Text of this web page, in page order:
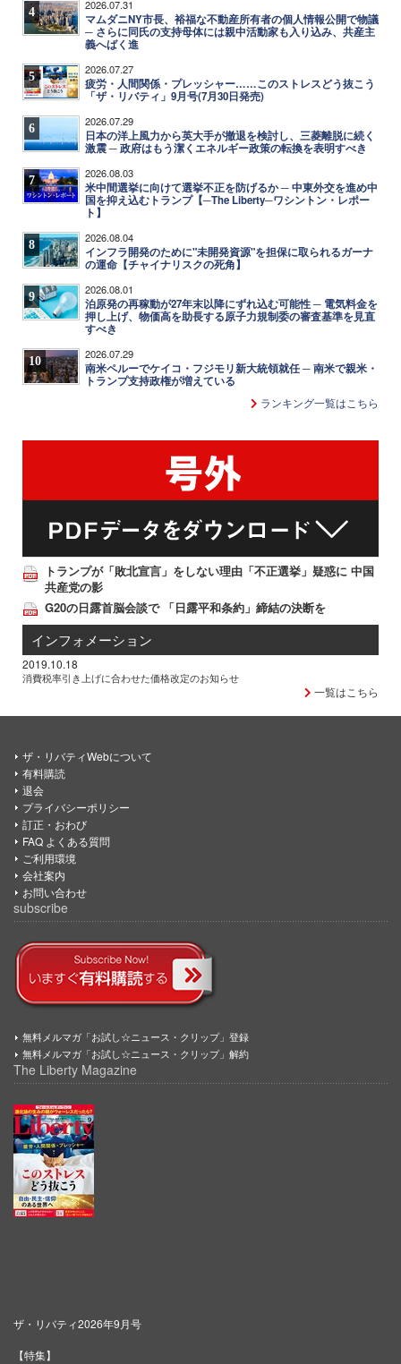
4 2026.07.31
マムダニNY市長、裕福な不動産所有者の個人情報公開で物議
─ さらに同氏の支持母体には親中活動家も入り込み、共産主
義へばく進
5 2026.07.27
疲労・人間関係・プレッシャー……このストレスどう抜こう
「ザ・リバティ」9月号(7月30日発売)
6 2026.07.29
日本の洋上風力から英大手が撤退を検討し、三菱離脱に続く
激震 ─ 政府はもう潔くエネルギー政策の転換を表明すべき
7 2026.08.03
米中間選挙に向けて選挙不正を防げるか ─ 中東外交を進め中
国を抑え込むトランプ【─The Liberty─ワシントン・レポー
ト】
8 2026.08.04
インフラ開発のために"未開発資源"を担保に取られるガーナ
の運命【チャイナリスクの死角】
9 2026.08.01
泊原発の再稼動が27年末以降にずれ込む可能性 ─ 電気料金を
押し上げ、物価高を助長する原子力規制委の審査基準を見直
すべき
10 2026.07.29
南米ペルーでケイコ・フジモリ新大統領就任 ─ 南米で親米・
トランプ支持政権が増えている
ランキング一覧はこちら
トランプが「敗北宣言」をしない理由「不正選挙」疑惑に 中国
共産党の影
G20の日露首脳会談で 「日露平和条約」締結の決断を
インフォメーション
2019.10.18
消費税率引き上げに合わせた価格改定のお知らせ
一覧はこちら
ザ・リバティWebについて
有料購読
退会
プライバシーポリシー
訂正・おわび
FAQ よくある質問
ご利用環境
会社案内
お問い合わせ
subscribe
無料メルマガ「お試し☆ニュース・クリップ」登録
無料メルマガ「お試し☆ニュース・クリップ」解約
The Liberty Magazine
ザ・リバティ2026年9月号
【特集】